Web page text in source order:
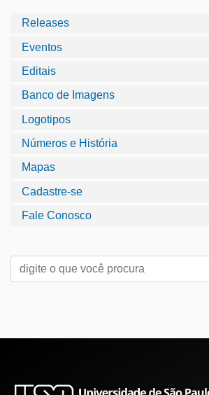
Releases
Eventos
Editais
Banco de Imagens
Logotipos
Números e História
Mapas
Cadastre-se
Fale Conosco